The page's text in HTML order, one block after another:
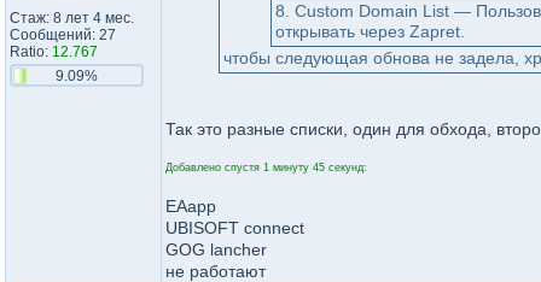
Стаж: 8 лет 4 мес.
Сообщений: 27
Ratio: 12.767
9.09%
8. Custom Domain List —
открывать через Zapret.
чтобы следующая обнова не задела,
Так это разные списки, один для обхода,
Добавлено спустя 1 минуту 45 секунд:
EAapp
UBISOFT connect
GOG lancher
не работают